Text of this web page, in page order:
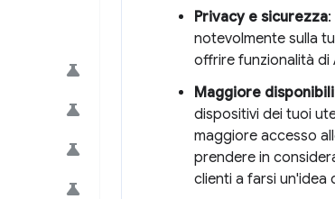
Privacy e sicurezza
notevolmente sulla
offrire funzionalità
Maggiore
dispositivi dei tuoi
maggiore accesso
prendere in
clienti a farsi un'idea